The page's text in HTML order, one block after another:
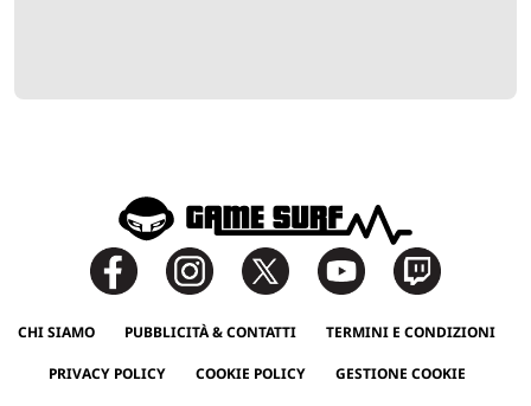
CHI SIAMO PUBBLICITÀ & CONTATTI TERMINI E CONDIZIONI
PRIVACY POLICY COOKIE POLICY GESTIONE COOKIE